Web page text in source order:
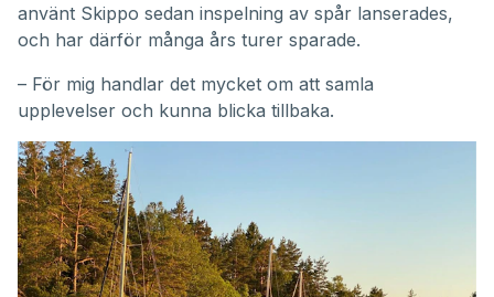
använt Skippo sedan inspelning av spår lanserades,
och har därför många års turer sparade.
– För mig handlar det mycket om att samla
upplevelser och kunna blicka tillbaka.